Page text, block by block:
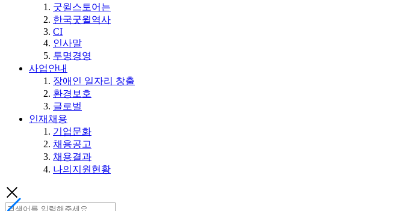
굿윌스토어는
한국굿윌역사
CI
인사말
투명경영
사업안내
장애인 일자리 창출
환경보호
글로벌
인재채용
기업문화
채용공고
채용결과
나의지원현황